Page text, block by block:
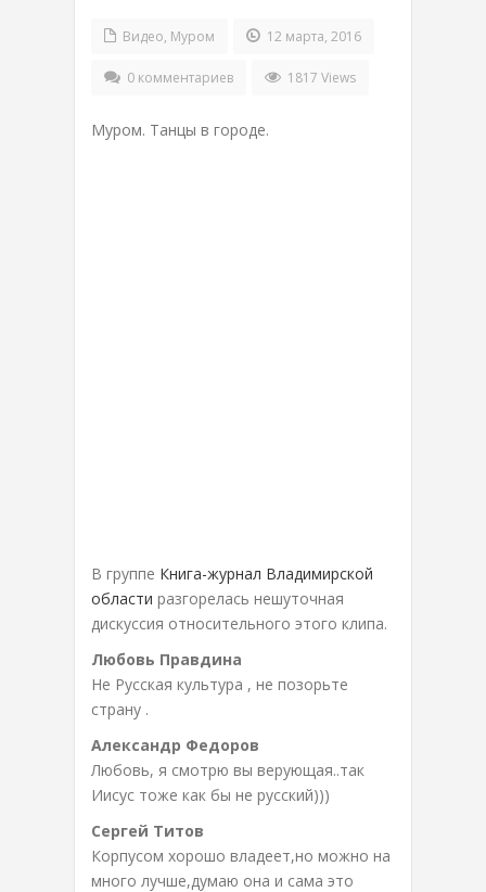
Видео, Муром 12 марта, 2016
0 комментариев 1817 Views
Муром. Танцы в городе.
В группе Книга-журнал Владимирской
области разгорелась нешуточная
дискуссия относительного этого клипа.
Любовь Правдина
Не Русская культура , не позорьте
страну .
Александр Федоров
Любовь, я смотрю вы верующая..так
Иисус тоже как бы не русский)))
Сергей Титов
Корпусом хорошо владеет,но можно на
много лучше,думаю она и сама это